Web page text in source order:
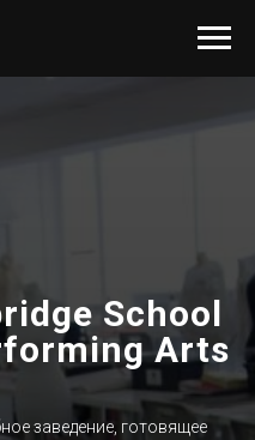
School
Arts
заведение, готовящее